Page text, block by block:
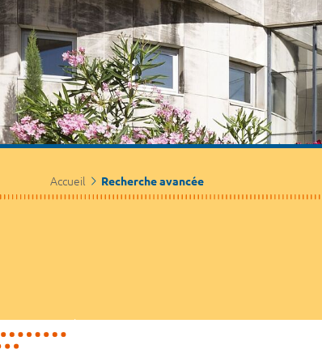
Accueil Recherche avancée